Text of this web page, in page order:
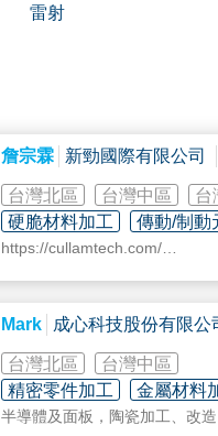
雷射
詹宗霖 新勁國際有限公司
台灣北區 台灣中區
台
硬脆材料加工
傳動/制動
https://cullamtech.com/
目前新勁已整合許多廠商的資
供。
現在主要專攻人造花崗岩的開
作二十多年的供應商在歐美及
Mark 成心科技股份有限公
台灣北區
台灣中區
精密零件加工
金屬材料
半導體及面板，陶瓷加工、改